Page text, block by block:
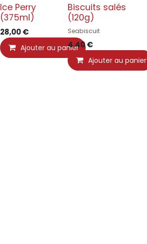
Ice Perry
(375ml)
28,00€
Ajouter au panier
Biscuits salés
(120g)
Seabiscuit
4,40€
Ajouter au panier